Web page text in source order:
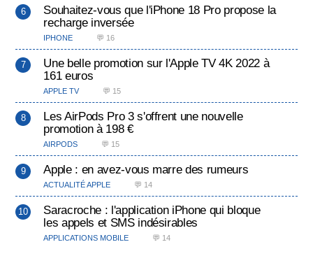
Souhaitez-vous que l'iPhone 18 Pro propose la
recharge inversée
IPHONE 💬 16
Une belle promotion sur l'Apple TV 4K 2022 à
161 euros
APPLE TV 💬 15
Les AirPods Pro 3 s'offrent une nouvelle
promotion à 198 €
AIRPODS 💬 15
Apple : en avez-vous marre des rumeurs
ACTUALITÉ APPLE 💬 14
Saracroche : l'application iPhone qui bloque
les appels et SMS indésirables
APPLICATIONS MOBILE 💬 14